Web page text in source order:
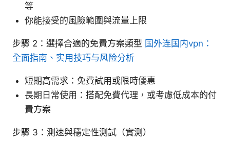
等
你能接受的風險範圍與流量上限
步驟 2：選擇合適的免費方案類型 国外连国内vpn：
全面指南、实用技巧与风险分析
短期高需求：免費試用或限時優惠
長期日常使用：搭配免費代理，或考慮低成本的付
費方案
步驟 3：測速與穩定性測試（實測）